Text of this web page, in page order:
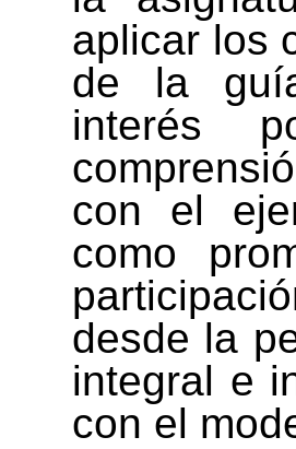
aplicar los
de la
interés
con el
como
desde la
integral e
con el